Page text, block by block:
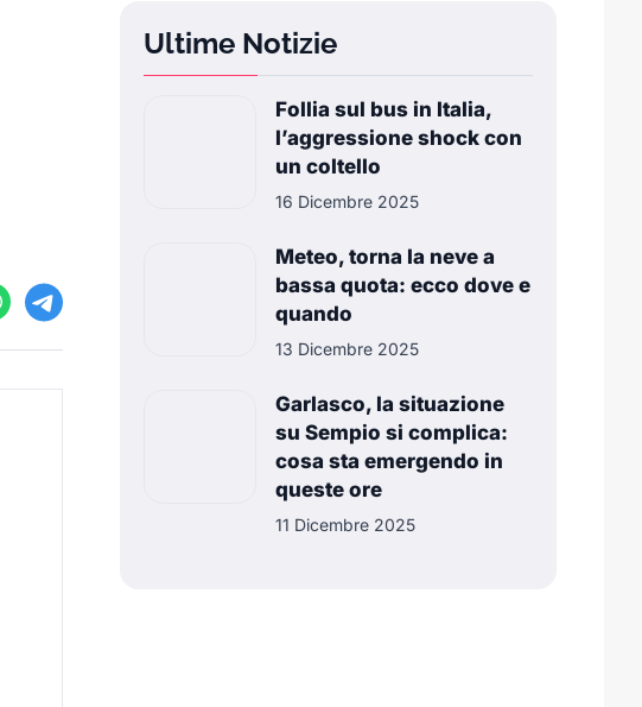
Ultime Notizie
Follia sul bus in Italia,
l’aggressione shock con
un coltello
16 Dicembre 2025
Meteo, torna la neve a
bassa quota: ecco dove e
quando
13 Dicembre 2025
Garlasco, la situazione
su Sempio si complica:
cosa sta emergendo in
queste ore
11 Dicembre 2025